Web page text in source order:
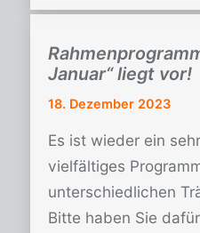
Januar“ liegt vor!
18. Dezember 2023
Es ist wieder ein
vielfältiges
unterschiedlichen
Bitte haben Sie